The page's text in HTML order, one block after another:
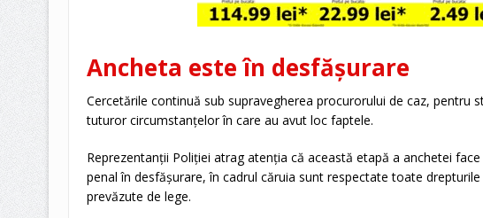
Ancheta este în desfășurare
Cercetările continuă sub supravegherea procurorului de caz, pentru
tuturor circumstanțelor în care au avut loc faptele.
Reprezentanții Poliției atrag atenția că această etapă a anchetei
penal în desfășurare, în cadrul căruia sunt respectate toate
prevăzute de lege.